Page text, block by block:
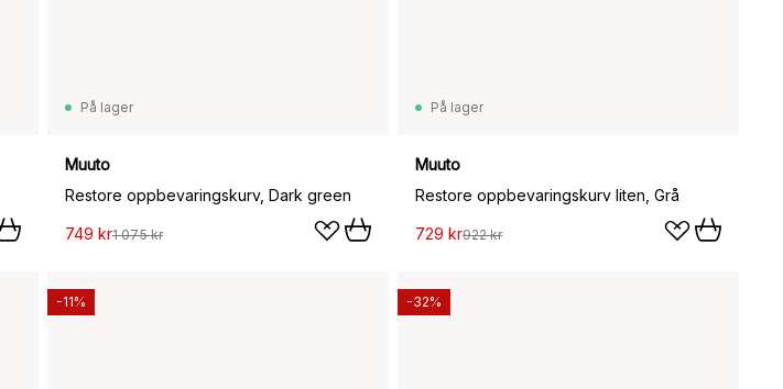
På lager
Muuto
Restore oppbevaringskurv, Dark green
749 kr1 075 kr
På lager
Muuto
Restore oppbevaringskurv liten, Grå
729 kr922 kr
-11% -32%